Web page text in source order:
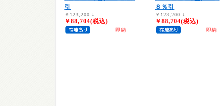
引
￥ 123,200 ↓
￥88,704(税込)
即納
８％引
￥ 123,200 ↓
￥88,704(税込)
即納